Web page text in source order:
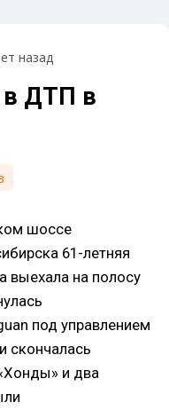
назад
в ДТП в
шоссе
61-летняя
выехала на полосу
под управлением
скончалась
и два